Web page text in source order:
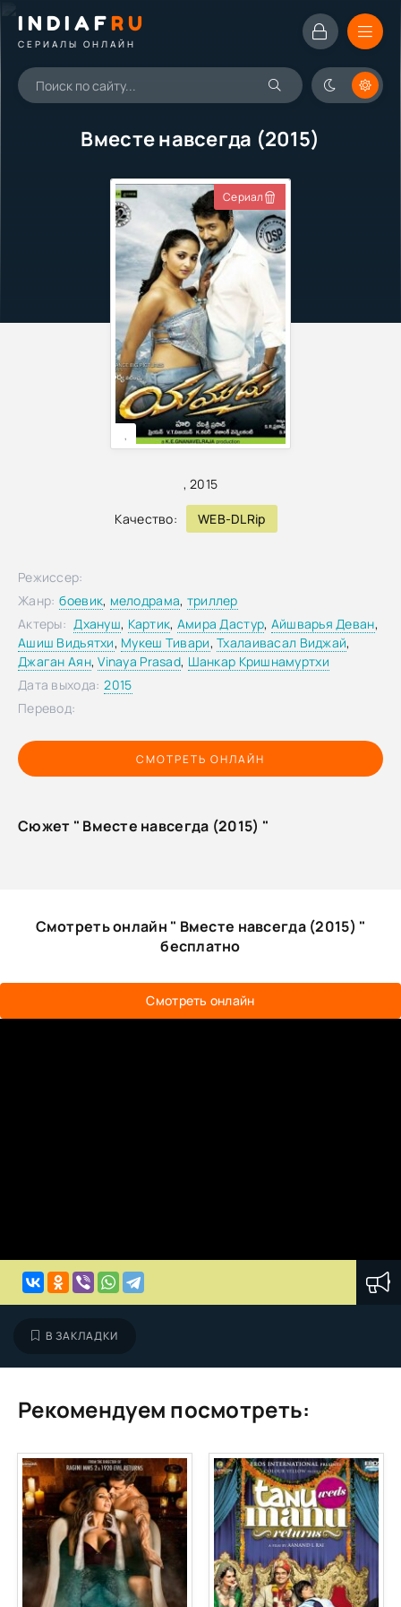
INDIAFRU
СЕРИАЛЫ ОНЛАЙН
Вместе навсегда (2015)
,2015
Качество: WEB-DLRip
Сериал
,
СМОТРЕТЬ ОНЛАЙН
Режиссер:
Жанр: боевик, мелодрама, триллер
Актеры: Дхануш, Картик, Амира Дастур, Айшварья Деван,
Ашиш Видьятхи, Мукеш Тивари,Тхалаивасал Виджай,
Джаган Аян,Vinaya Prasad, Шанкар Кришнамуртхи
Дата выхода: 2015
Перевод:
Сюжет " Вместе навсегда (2015) "
Смотреть онлайн " Вместе навсегда (2015) "
бесплатно
Смотреть онлайн
В ЗАКЛАДКИ
Рекомендуем посмотреть: